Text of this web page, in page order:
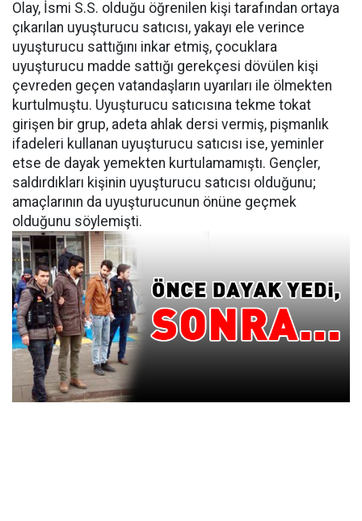
Olay, İsmi S.S. olduğu öğrenilen kişi tarafından ortaya
çıkarılan uyuşturucu satıcısı, yakayı ele verince
uyuşturucu sattığını inkar etmiş, çocuklara
uyuşturucu madde sattığı gerekçesi dövülen kişi
çevreden geçen vatandaşların uyarıları ile ölmekten
kurtulmuştu. Uyuşturucu satıcısına tekme tokat
girişen bir grup, adeta ahlak dersi vermiş, pişmanlık
ifadeleri kullanan uyuşturucu satıcısı ise, yeminler
etse de dayak yemekten kurtulamamıştı. Gençler,
saldırdıkları kişinin uyuşturucu satıcısı olduğunu;
amaçlarının da uyuşturucunun önüne geçmek
olduğunu söylemişti.